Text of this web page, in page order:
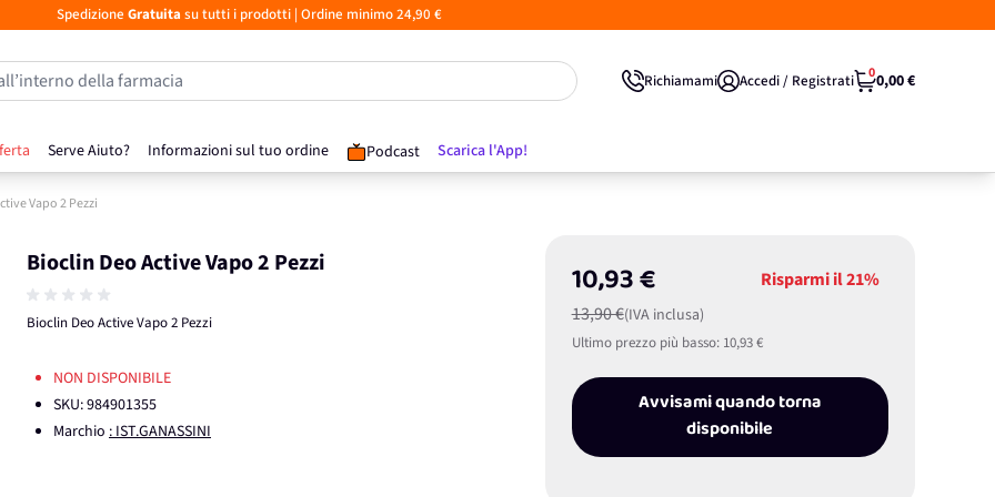
Spedizione Gratuita su tutti i prodotti| Ordine minimo 24,90 €
Serve Aiuto? Informazioni sul tuo ordine Podcast Scarica l'App!
della farmacia Richiamami Accedi / Registrati 00,00 €
Vapo 2 Pezzi
Bioclin Deo Active Vapo 2 Pezzi
Bioclin Deo Active Vapo 2 Pezzi
10,93 €
13,90 €(IVA inclusa)
Risparmi il21%
Ultimo prezzo più basso: 10,93 €
Avvisami quando torna
disponibile
NON DISPONIBILE
SKU:984901355
Marchio : IST.GANASSINI